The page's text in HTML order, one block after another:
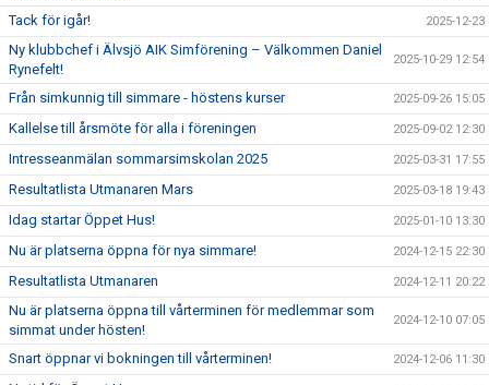
Tack för igår! 2025-12-23
Ny klubbchef i Älvsjö AIK Simförening – Välkommen Daniel
Rynefelt!
2025-10-29 12:54
Från simkunnig till simmare - höstens kurser 2025-09-26 15:05
Kallelse till årsmöte för alla i föreningen 2025-09-02 12:30
Intresseanmälan sommarsimskolan 2025 2025-03-31 17:55
Resultatlista Utmanaren Mars 2025-03-18 19:43
Idag startar Öppet Hus! 2025-01-10 13:30
Nu är platserna öppna för nya simmare! 2024-12-15 22:30
Resultatlista Utmanaren 2024-12-11 20:22
Nu är platserna öppna till vårterminen för medlemmar som
simmat under hösten!
2024-12-10 07:05
Snart öppnar vi bokningen till vårterminen! 2024-12-06 11:30